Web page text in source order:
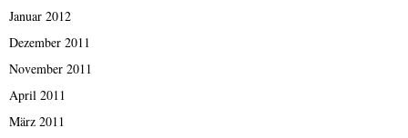
Januar 2012
Dezember 2011
November 2011
April 2011
März 2011